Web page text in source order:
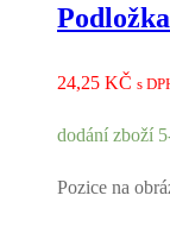
24,25 KČ s
dodání zboží
Pozice na